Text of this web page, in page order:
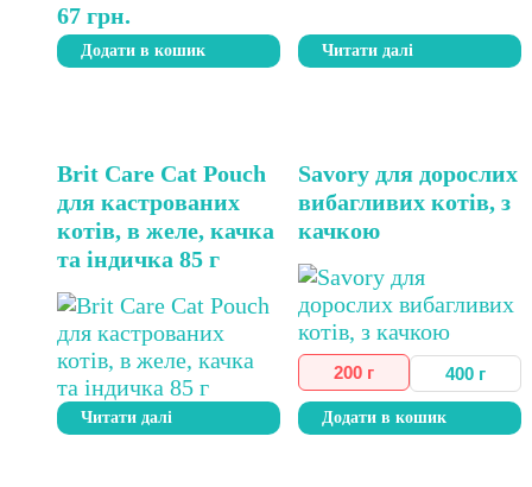
67 грн.
Додати в кошик Читати далі
Brit Care Cat Pouch
для кастрованих
котів, в желе, качка
та індичка 85 г
Читати далі
Savory для дорослих
вибагливих котів, з
качкою
200 г 400 г
Додати в кошик
товар
має
кілька
варіантів.
Параметри
можна
вибрати
сторінці
товару